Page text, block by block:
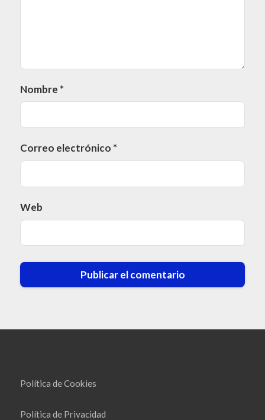
Nombre *
Correo electrónico *
Web
Política de Cookies
Política de Privacidad